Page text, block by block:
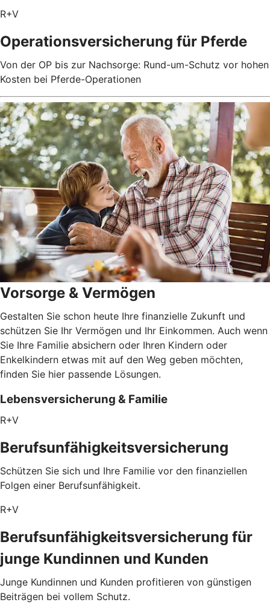
R+V
Operationsversicherung für Pferde
Von der OP bis zur Nachsorge: Rund-um-Schutz vor hohen
Kosten bei Pferde-Operationen
Vorsorge & Vermögen
Gestalten Sie schon heute Ihre finanzielle Zukunft und
schützen Sie Ihr Vermögen und Ihr Einkommen. Auch wenn
Sie Ihre Familie absichern oder Ihren Kindern oder
Enkelkindern etwas mit auf den Weg geben möchten,
finden Sie hier passende Lösungen.
Lebensversicherung & Familie
R+V
Berufsunfähigkeitsversicherung
Schützen Sie sich und Ihre Familie vor den finanziellen
Folgen einer Berufsunfähigkeit.
R+V
Berufsunfähigkeitsversicherung für
junge Kundinnen und Kunden
Junge Kundinnen und Kunden profitieren von günstigen
Beiträgen bei vollem Schutz.